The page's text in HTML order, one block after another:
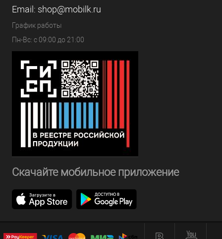
Email: shop@mobilk.ru
График работы
Пн-Вс: с 09:00 до 21:00
Скачайте мобильное приложение